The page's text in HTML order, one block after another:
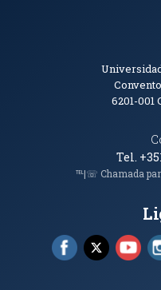
Informações
6201-001
Tel.
℡|☏ Chamada
Facebook
X (abre